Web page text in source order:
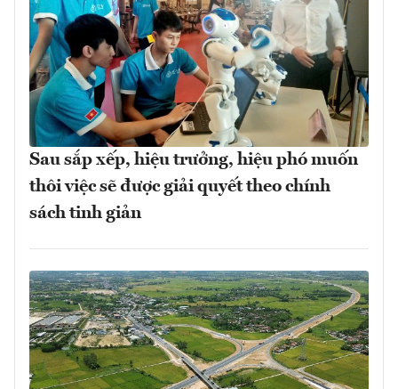
Sau sắp xếp, hiệu trưởng, hiệu phó muốn
thôi việc sẽ được giải quyết theo chính
sách tinh giản